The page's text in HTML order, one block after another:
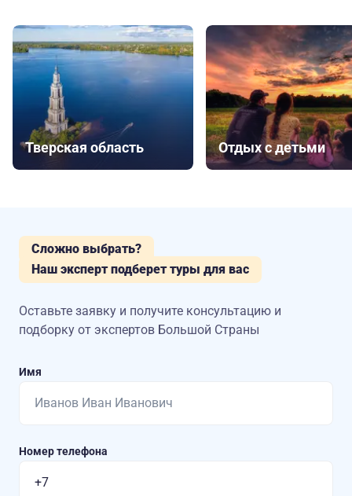
Тверская область Отдых с детьми
Сложно выбрать?
Наш эксперт подберет туры для вас
Оставьте заявку и получите консультацию и
подборку от экспертов Большой Страны
Имя
Номер телефона